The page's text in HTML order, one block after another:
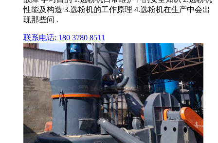
性能及构造 3.选粉机的工作原理 4.选粉机在生产中会出
现那些问 .
联系电话: 180 3780 8511